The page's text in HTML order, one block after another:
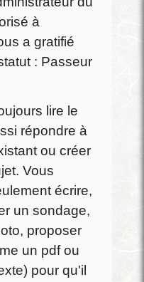
à
a gratifié
: Passeur
lire le
répondre à
ou créer
Vous
écrire,
un sondage,
proposer
un pdf ou
pour qu'il